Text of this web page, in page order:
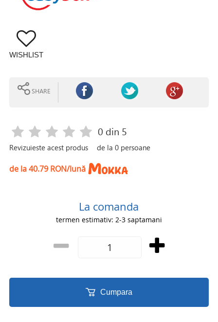
WISHLIST
SHARE
Revizuieste acest produs
0 din 5
de la0 persoane
de la 40.79 RON/lună
La comanda
termen estimativ: 2-3 saptamani
Cumpara